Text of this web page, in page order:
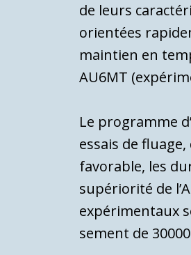
de leurs
orientées
maintien en
AU6MT
Le programme
essais de
favorable, les
supériorité de
expérimentaux
sement de